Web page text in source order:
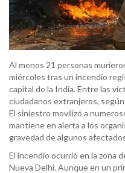
Al menos 21 personas
miércoles tras un incendio
capital de la India. Entre las
ciudadanos extranjeros,
El siniestro movilizó a
mantiene en alerta a los
gravedad de algunos
El incendio ocurrió en la zona
Nueva Delhi. Aunque en un